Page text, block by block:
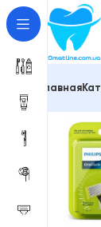
Главная